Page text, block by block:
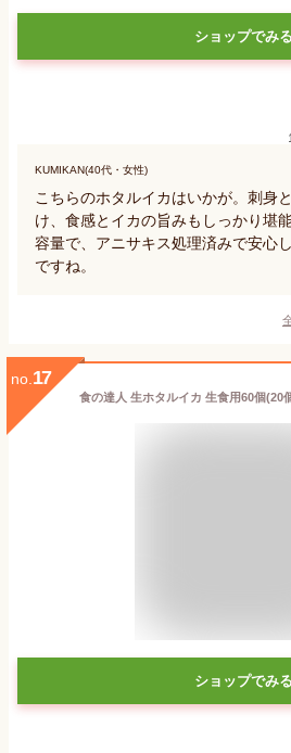
ショップでみる
KUMIKAN(40代・女性)
こちらのホタルイカはいかが。刺身
け、食感とイカの旨みもしっかり堪
容量で、アニサキス処理済みで安心
ですね。
no. 17
ショップでみる